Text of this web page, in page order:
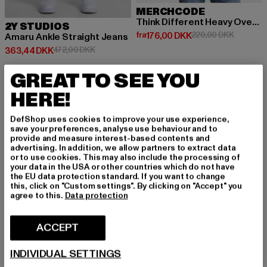
2Y STUDIOS
Amaru Ankle Straight Jeans
363,44 DKK
Nuværende pris: 363,44 DKK
472,00 DKKKampagnepris: 472,00 DKK
MERCHCODE
Think Different Heavy Oversized
fra176,00 DKK
Nuværende pris: Fra 176,00 DKK
220,00 DKK
NY -51%
GREAT TO SEE YOU
HERE!
DefShop uses cookies to improve your use experience,
save your preferences, analyse use behaviour and to
provide and measure interest-based contents and
advertising. In addition, we allow partners to extract data
or to use cookies. This may also include the processing of
your data in the USA or other countries which do not have
the EU data protection standard. If you want to change
this, click on "Custom settings". By clicking on "Accept" you
agree to this. Data protection
ACCEPT
INDIVIDUAL SETTINGS